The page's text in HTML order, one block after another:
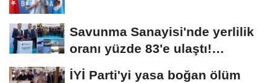
Savunma Sanayisi'nde yerlilik
oranı yüzde 83'e ulaştı!
Erzurum da...
İYİ Parti'yi yasa boğan ölüm